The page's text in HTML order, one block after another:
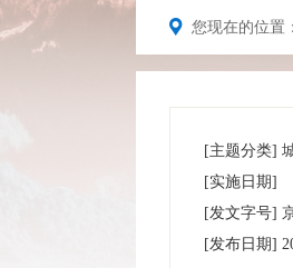
您现在的位置：
[主题分类]
[实施日期]
[发文字号]
[发布日期]